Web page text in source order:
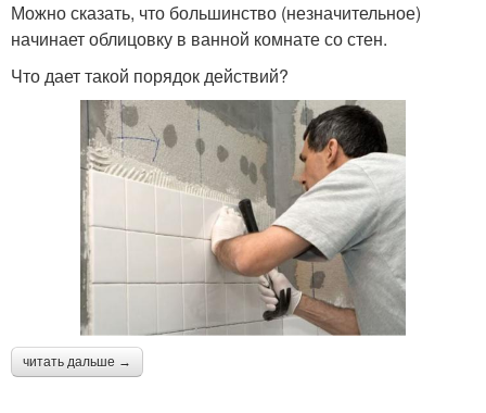
Можно сказать, что большинство (незначительное)
начинает облицовку в ванной комнате со стен.
Что дает такой порядок действий?
читать дальше →